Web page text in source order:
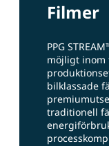
Filmer
PPG
möjligt inom
bilklassade
traditionell